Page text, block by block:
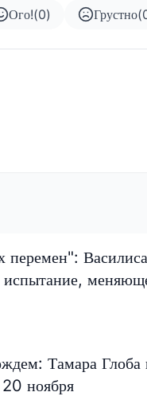
Ого!(0) Грустно(
перемен":
испытание,
Тамара Глоба
ноября